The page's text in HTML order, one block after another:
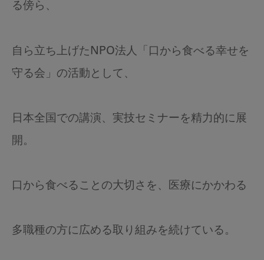
る傍ら、
自ら立ち上げたNPO法人「口から食べる幸せを
守る会」の活動として、
日本全国での講演、実技セミナーを精力的に展
開。
口から食べることの大切さを、医療にかかわる
多職種の方に広める取り組みを続けている。